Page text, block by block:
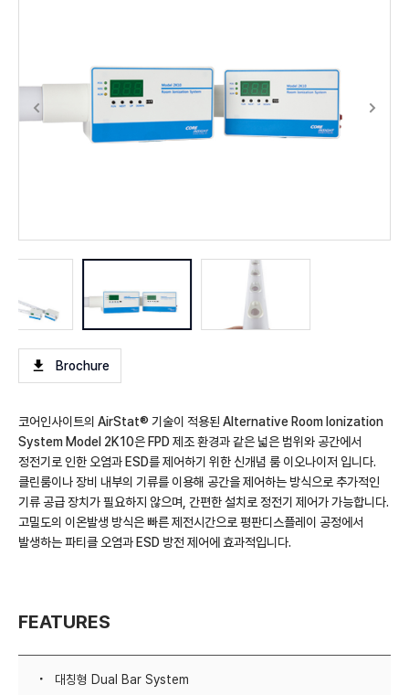
Brochure
코어인사이트의 AirStat® 기술이 적용된 Alternative Room Ionization
System Model 2K10은 FPD 제조 환경과 같은 넓은 범위와 공간에서
정전기로 인한 오염과 ESD를 제어하기 위한 신개념 룸 이오나이저 입니다.
클린룸이나 장비 내부의 기류를 이용해 공간을 제어하는 방식으로 추가적인
기류 공급 장치가 필요하지 않으며, 간편한 설치로 정전기 제어가 가능합니다.
고밀도의 이온발생 방식은 빠른 제전시간으로 평판디스플레이 공정에서
발생하는 파티클 오염과 ESD 방전 제어에 효과적입니다.
FEATURES
대칭형 Dual Bar System